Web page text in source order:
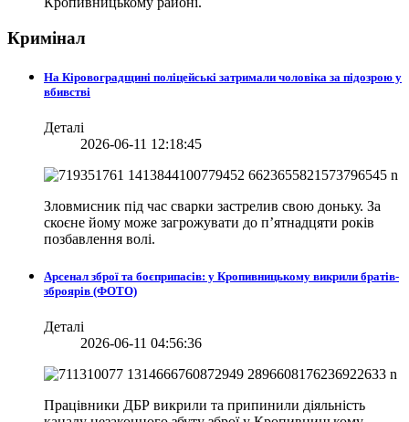
Кримінал
На Кіровоградщині поліцейські затримали чоловіка за підозрою у
вбивстві
Деталі
2026-06-11 12:18:45
Зловмисник під час сварки застрелив свою доньку. За
скоєне йому може загрожувати до п’ятнадцяти років
позбавлення волі.
Арсенал зброї та боєприпасів: у Кропивницькому викрили братів-
зброярів (ФОТО)
Деталі
2026-06-11 04:56:36
Працівники ДБР викрили та припинили діяльність